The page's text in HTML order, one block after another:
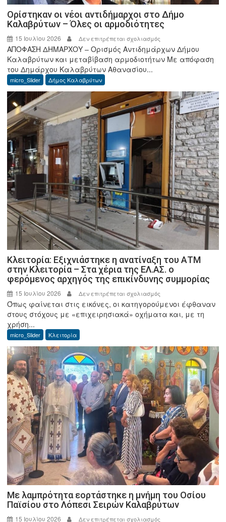
Ορίστηκαν οι νέοι αντιδήμαρχοι στο Δήμο
Καλαβρύτων – Όλες οι αρμοδιότητες
15 Ιουλίου 2026 Δεν επιτρέπεται σχολιασμός
Ορίστηκαν
οι
στο
Δήμο
Καλαβρύτων
–
Όλες
οι
αρμοδιότητες
ΑΠΟΦΑΣΗ ΔΗΜΑΡΧΟΥ – Ορισμός Αντιδημάρχων Δήμου
Καλαβρύτων και μεταβίβαση αρμοδιοτήτων Με απόφαση
του Δημάρχου Καλαβρύτων Αθανασίου...
micro_Slider Δήμος Καλαβρύτων
Κλειτορία: Εξιχνιάστηκε η ανατίναξη του ΑΤΜ
στην Κλειτορία – Στα χέρια της ΕΛ.ΑΣ. ο
φερόμενος αρχηγός της επικίνδυνης συμμορίας
15 Ιουλίου 2026 Δεν επιτρέπεται σχολιασμός
Κλειτορία:
Εξιχνιάστηκε
του
ΑΤΜ
στην
Κλειτορία
–
Στα
χέρια
της
ΕΛ.ΑΣ.
ο
φερόμενος
αρχηγός
της
επικίνδυνης
συμμορίας
Όπως φαίνεται στις εικόνες, οι κατηγορούμενοι έφθαναν
στους στόχους με «επιχειρησιακά» οχήματα και, με τη
χρήση...
micro_Slider Κλειτορία
Με λαμπρότητα εορτάστηκε η μνήμη του Οσίου
Παϊσίου στο Λόπεσι Σειρών Καλαβρύτων
15 Ιουλίου 2026 Δεν επιτρέπεται σχολιασμός